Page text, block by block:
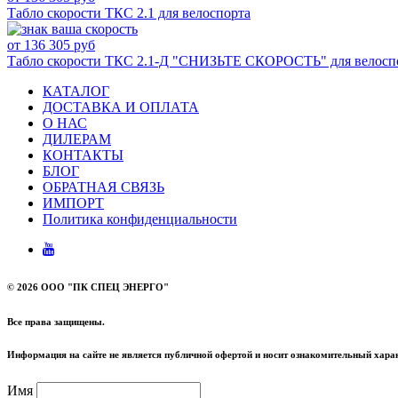
Табло скорости ТКС 2.1 для велоспорта
от 136 305 руб
Табло скорости ТКС 2.1-Д "СНИЗЬТЕ СКОРОСТЬ" для
КАТАЛОГ
ДОСТАВКА И ОПЛАТА
О НАС
ДИЛЕРАМ
КОНТАКТЫ
БЛОГ
ОБРАТНАЯ СВЯЗЬ
ИМПОРТ
Политика конфиденциальности
© 2026 ООО "ПК СПЕЦ ЭНЕРГО"
Все права защищены.
Информация на сайте не является публичной офертой и носит ознакомительный
Имя